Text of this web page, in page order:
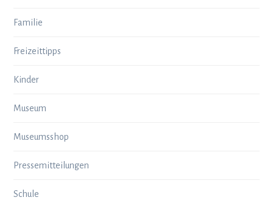
Familie
Freizeittipps
Kinder
Museum
Museumsshop
Pressemitteilungen
Schule